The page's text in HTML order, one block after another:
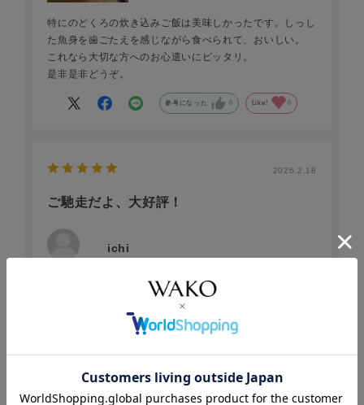
特にのどくろの炊き込みご飯は美味しかったです。しっし
た魚身を歯ごたえを感じながら食べられて、おいしい。
これなら大切な方へのお心遣いにピッタリ。
是非是非どうぞ。
参考になった 0 Like! 0
2026.2.18
ご馳走だよ、大好評！
ichi
魚の炊き込みご飯は敬遠してましたが、今回家族のイベン
トで利用しました。皆から大好評でした。